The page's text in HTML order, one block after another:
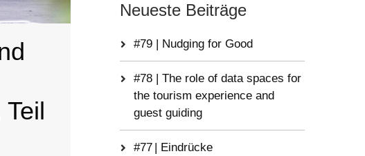
Neueste Beiträge
#79 | Nudging for Good
#78 | The role of data spaces for
the tourism experience and
guest guiding
#77 | Eindrücke